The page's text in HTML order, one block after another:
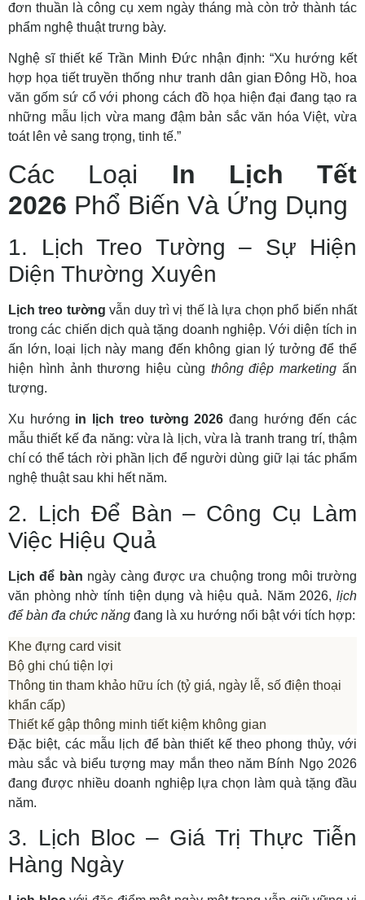
đơn thuần là công cụ xem ngày tháng mà còn trở thành tác
phẩm nghệ thuật trưng bày.
Nghệ sĩ thiết kế Trần Minh Đức nhận định: “Xu hướng kết
hợp họa tiết truyền thống như tranh dân gian Đông Hồ, hoa
văn gốm sứ cổ với phong cách đồ họa hiện đại đang tạo ra
những mẫu lịch vừa mang đậm bản sắc văn hóa Việt, vừa
toát lên vẻ sang trọng, tinh tế.”
Các Loại In Lịch Tết
2026 Phổ Biến Và Ứng Dụng
1. Lịch Treo Tường – Sự Hiện
Diện Thường Xuyên
Lịch treo tường vẫn duy trì vị thế là lựa chọn phổ biến nhất
trong các chiến dịch quà tặng doanh nghiệp. Với diện tích in
ấn lớn, loại lịch này mang đến không gian lý tưởng để thể
hiện hình ảnh thương hiệu cùng thông điệp marketing ấn
tượng.
Xu hướng in lịch treo tường 2026 đang hướng đến các
mẫu thiết kế đa năng: vừa là lịch, vừa là tranh trang trí, thậm
chí có thể tách rời phần lịch để người dùng giữ lại tác phẩm
nghệ thuật sau khi hết năm.
2. Lịch Để Bàn – Công Cụ Làm
Việc Hiệu Quả
Lịch để bàn ngày càng được ưa chuộng trong môi trường
văn phòng nhờ tính tiện dụng và hiệu quả. Năm 2026, lịch
để bàn đa chức năng đang là xu hướng nổi bật với tích hợp:
Khe đựng card visit
Bộ ghi chú tiện lợi
Thông tin tham khảo hữu ích (tỷ giá, ngày lễ, số điện thoại
khẩn cấp)
Thiết kế gập thông minh tiết kiệm không gian
Đặc biệt, các mẫu lịch để bàn thiết kế theo phong thủy, với
màu sắc và biểu tượng may mắn theo năm Bính Ngọ 2026
đang được nhiều doanh nghiệp lựa chọn làm quà tặng đầu
năm.
3. Lịch Bloc – Giá Trị Thực Tiễn
Hàng Ngày